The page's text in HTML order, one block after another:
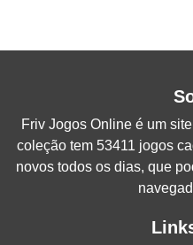
Friv Jogos Online é um
coleção tem 53411 jogos
novos todos os dias, que